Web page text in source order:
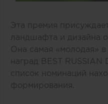
Эта премия
ландшафта и дизайна
Она самая «молодая»
наград BEST RUSSIAN
список номинаций
формирования.